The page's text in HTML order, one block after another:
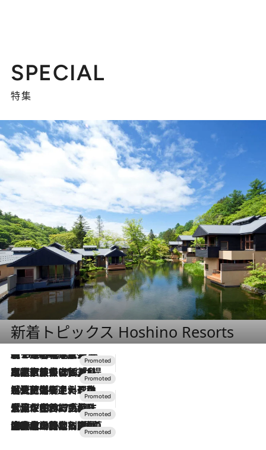
SPECIAL
特集
新着トピックス Hoshino Resorts
2026.8.7
【トンボの足水浴】ヒノキの香りに包まれて涼感マックス！約13℃の湧水かけ流しを避暑地「星野温泉 トンボの湯」で体験
2026.7.31
【ホテル帰省】という選択肢をOMOが提案。家族とほどよい距離を保つには「昼は実家、夜は気兼ねなくホテルで！」
2026.7.24
【夏限定ディナーコース】旬を迎える稚鮎や花ズッキーニなどをイタリア・トスカーナの郷土料理の手法で満喫！
2026.7.17
「土佐和ハーブかき氷」がOMO7高知に登場！生姜、山椒、大葉など目にも舌にも涼を呼ぶ郷土の味
2026.7.10
NEW OPEN！【界 草津】名湯の地に誕生。趣の異なる2種の温泉と上州ならではの会席・蕎麦割烹など美食を味わう究極の癒やし旅